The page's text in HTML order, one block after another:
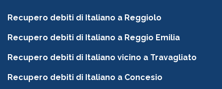
Recupero debiti di Italiano a Reggiolo
Recupero debiti di Italiano a Reggio Emilia
Recupero debiti di Italiano vicino a Travagliato
Recupero debiti di Italiano a Concesio